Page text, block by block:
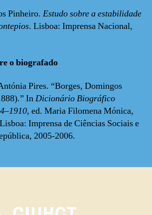
Pinheiro. Estudo sobre a estabilidade
. Lisboa: Imprensa Nacional,
o biografado
Pires. “Borges, Domingos
InDicionário Biográfico
, ed. Maria Filomena Mónica,
Imprensa de Ciências Sociais e
2005-2006.